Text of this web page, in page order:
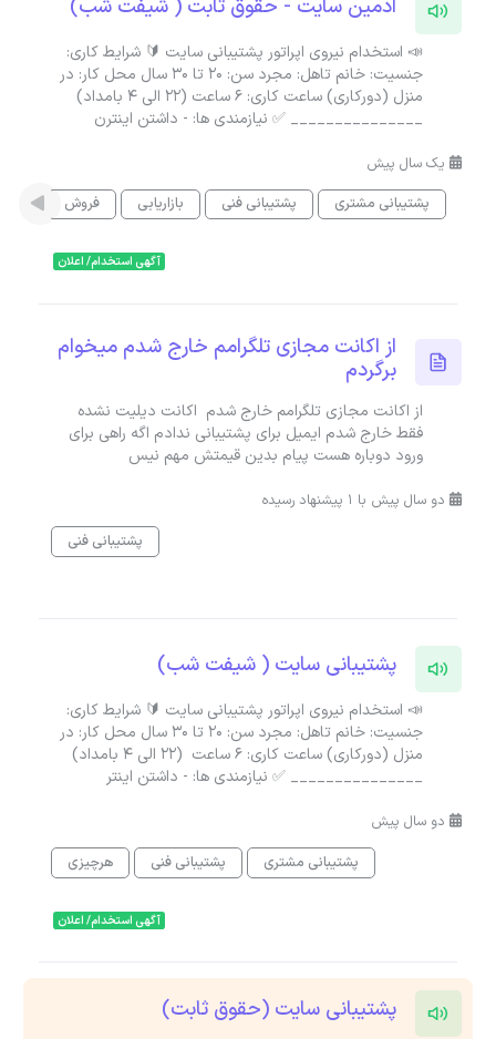
ادمین سایت - حقوق ثابت ( شیفت شب)
📣 استخدام نیروی اپراتور پشتیبانی سایت 🔰 شرایط کاری:
جنسیت: خانم تاهل: مجرد سن: ۲۰ تا ۳۰ سال محل کار: در
منزل (دورکاری) ساعت کاری: 6 ساعت (22 الی 4 بامداد)
_______________ ✅ نیازمندی ها: - داشتن اینترن
یک سال پیش
پشتیبانی مشتری
پشتیبانی فنی بازاریابی فروش
آگهی استخدام/ اعلان
از اکانت مجازی تلگرامم خارج شدم میخوام
برگردم
از اکانت مجازی تلگرامم خارج شدم اکانت دیلیت نشده
فقط خارج شدم ایمیل برای پشتیبانی ندادم اگه راهی برای
ورود دوباره هست پیام بدین قیمتش مهم نیس
دو سال پیش با 1 پیشنهاد رسیده
پشتیبانی فنی
پشتیبانی سایت ( شیفت شب)
📣 استخدام نیروی اپراتور پشتیبانی سایت 🔰 شرایط کاری:
جنسیت: خانم تاهل: مجرد سن: ۲۰ تا ۳۰ سال محل کار: در
منزل (دورکاری) ساعت کاری: 6 ساعت (22 الی 4 بامداد)
_______________ ✅ نیازمندی ها: - داشتن اینتر
دو سال پیش
پشتیبانی مشتری
پشتیبانی فنی هرچیزی
آگهی استخدام/ اعلان
پشتیبانی سایت (حقوق ثابت)